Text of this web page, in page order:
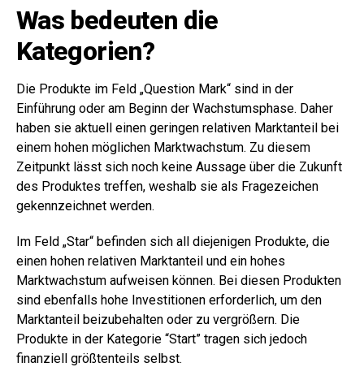
Was bedeuten die
Kategorien?
Die Produkte im Feld „Question Mark“ sind in der
Einführung oder am Beginn der Wachstumsphase. Daher
haben sie aktuell einen geringen relativen Marktanteil bei
einem hohen möglichen Marktwachstum. Zu diesem
Zeitpunkt lässt sich noch keine Aussage über die Zukunft
des Produktes treffen, weshalb sie als Fragezeichen
gekennzeichnet werden.
Im Feld „Star“ befinden sich all diejenigen Produkte, die
einen hohen relativen Marktanteil und ein hohes
Marktwachstum aufweisen können. Bei diesen Produkten
sind ebenfalls hohe Investitionen erforderlich, um den
Marktanteil beizubehalten oder zu vergrößern. Die
Produkte in der Kategorie “Start” tragen sich jedoch
finanziell größtenteils selbst.